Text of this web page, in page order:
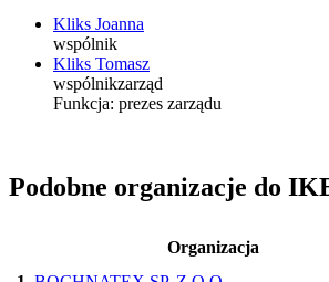
Kliks Joanna
wspólnik
Kliks Tomasz
wspólnikzarząd
Funkcja: prezes zarządu
Podobne organizacje do
Organizacja